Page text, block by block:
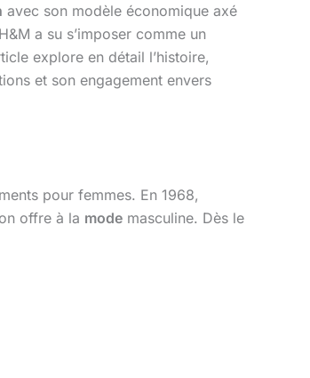
avec son modèle économique axé
a su s’imposer comme un
explore en détail l’histoire,
et son engagement envers
pour femmes. En 1968,
offre à la mode masculine. Dès le